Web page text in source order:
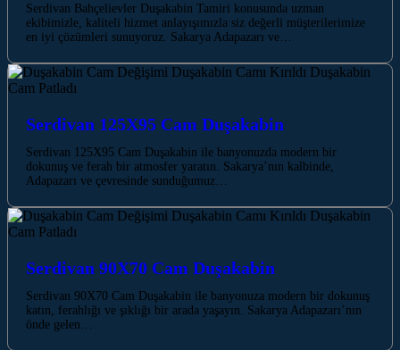
Serdivan Bahçelievler Duşakabin Tamiri konusunda uzman
ekibimizle, kaliteli hizmet anlayışımızla siz değerli müşterilerimize
en iyi çözümleri sunuyoruz. Sakarya Adapazarı ve…
Serdivan 125X95 Cam Duşakabin
Serdivan 125X95 Cam Duşakabin ile banyonuzda modern bir
dokunuş ve ferah bir atmosfer yaratın. Sakarya’nın kalbinde,
Adapazarı ve çevresinde sunduğumuz…
Serdivan 90X70 Cam Duşakabin
Serdivan 90X70 Cam Duşakabin ile banyonuza modern bir dokunuş
katın, ferahlığı ve şıklığı bir arada yaşayın. Sakarya Adapazarı’nın
önde gelen…